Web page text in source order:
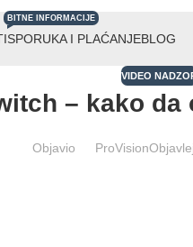
ISPORUKA I PLAĆANJE
BITNE INFORMACIJE
BLOG
VIDEO
– kako da
Objavio ProVision